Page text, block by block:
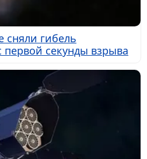
сняли гибель
первой секунды взрыва